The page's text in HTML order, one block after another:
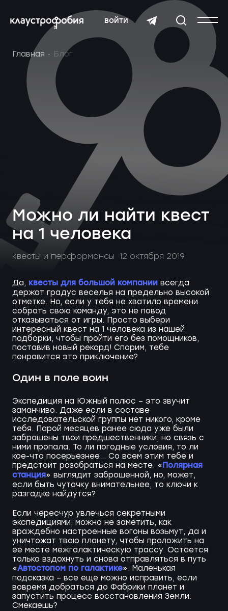
войти
Главная Блог
Можно ли найти квест
на 1 человека
квесты и перформансы 12 октября 2019
Да, квесты для большой компаниивсегда
держат градус веселья на предельно высокой
отметке. Но, если у тебя не хватило времени
собрать свою команду, это не повод
отказываться от игры. Просто выбери
интересный квест на 1 человека из нашей
подборки, чтобы пройти его без помощников,
поставив новый рекорд! Спорим, тебе
понравится это приключение?
Один в поле воин
Экспедиция на Южный полюс – это звучит
заманчиво. Даже если в составе
исследовательской группы нет никого, кроме
тебя. Парой месяцев ранее сюда уже были
заброшены твои предшественники, но связь с
ними пропала. То ли погодные условия, то ли
кое-что посерьезнее… Со всем этим тебе и
предстоит разобраться на месте. «Полярная
станция» выглядит заброшенной, но, может,
если быть чуточку внимательнее, то ключи к
разгадке найдутся?
Если чересчур увлечься секретными
экспедициями, можно не заметить, как
враждебно настроенные вогоны возьмут, да и
уничтожат твою планету, чтобы проложить на
ее месте межгалактическую трассу. Остается
только вздохнуть и снова отправляться в путь
«Автостопом по галактике». Маленькая
подсказка – все еще можно исправить, если
вовремя добраться до Фабрики планет и
запустить процесс восстановления Земли.
Смекаешь?